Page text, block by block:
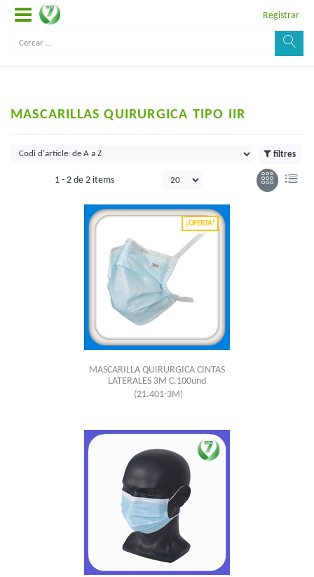
Registrar
MASCARILLAS QUIRURGICA TIPO IIR
filtres
1 - 2 de 2 items
¡OFERTA!
MASCARILLA QUIRURGICA CINTAS
LATERALES 3M C.100und
(21.401-3M)